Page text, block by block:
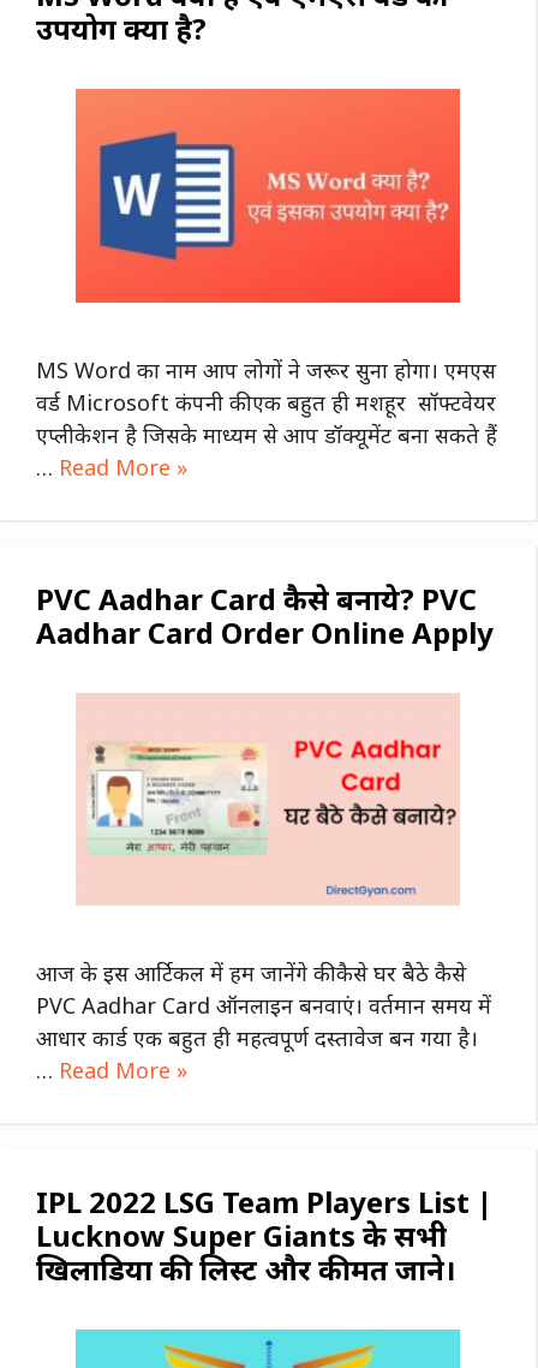
उपयोग क्या है?
MS Word का नाम आप लोगों ने जरूर सुना होगा। एमएस
वर्ड Microsoft कंपनी की एक बहुत ही मशहूर सॉफ्टवेयर
एप्लीकेशन है जिसके माध्यम से आप डॉक्यूमेंट बना सकते हैं
… Read More »
PVC Aadhar Card कैसे बनाये? PVC
Aadhar Card Order Online Apply
आज के इस आर्टिकल में हम जानेंगे की कैसे घर बैठे कैसे
PVC Aadhar Card ऑनलाइन बनवाएं। वर्तमान समय में
आधार कार्ड एक बहुत ही महत्वपूर्ण दस्तावेज बन गया है।
… Read More »
IPL 2022 LSG Team Players List |
Lucknow Super Giants के सभी
खिलाडियों की लिस्ट और कीमत जाने।